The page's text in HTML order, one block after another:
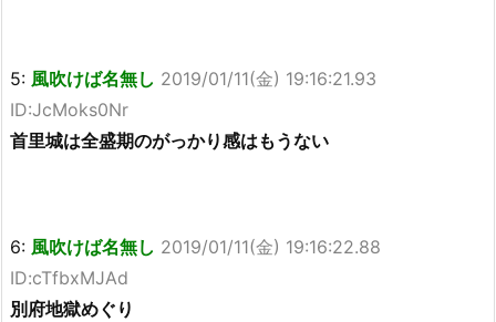
5: 風吹けば名無し 2019/01/11(金) 19:16:21.93
ID:JcMoks0Nr
首里城は全盛期のがっかり感はもうない
6: 風吹けば名無し 2019/01/11(金) 19:16:22.88
ID:cTfbxMJAd
別府地獄めぐり